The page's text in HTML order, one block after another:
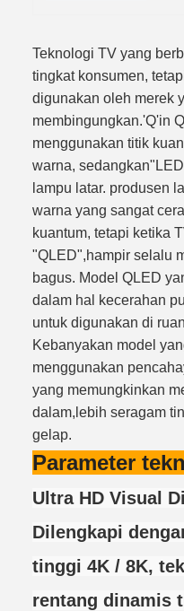
Teknologi TV yang
tingkat konsumen,
digunakan oleh merek
membingungkan.'Q'in
menggunakan titik
warna,
lampu latar. produsen
warna yang sangat
kuantum, tetapi ketika
"QLED",hampir selalu
bagus. Model QLED
dalam hal kecerahan
untuk digunakan di
Kebanyakan model
menggunakan
yang memungkinkan
dalam,lebih seragam
gelap.
Parameter
Ultra HD Visual
Dilengkapi
tinggi 4K / 8K,
rentang dinamis